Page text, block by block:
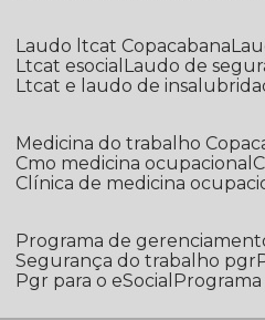
Laudo ltcat Copacabana
Ltcat esocial
Laudo de
Ltcat e laudo de
Medicina do trabalho
Cmo medicina ocupacional
Clínica de medicina
Programa de
Segurança do trabalho pgr
Pgr para o eSocial